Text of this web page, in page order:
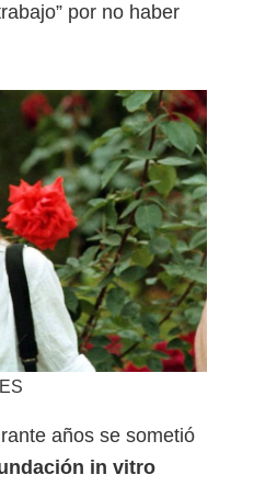
por no haber
años se sometió
in vitro